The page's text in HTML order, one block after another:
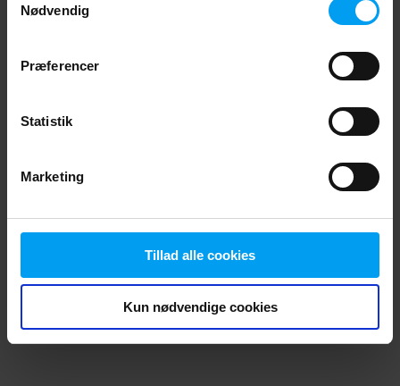
Nødvendig
Præferencer
Statistik
Marketing
Tillad alle cookies
Kun nødvendige cookies